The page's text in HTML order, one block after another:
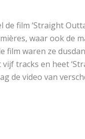
de film ‘Straight
waar ook de
film waren ze
tracks en heet
de video van